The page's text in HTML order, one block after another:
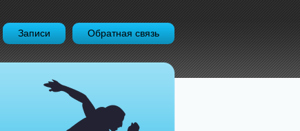
Записи Обратная связь